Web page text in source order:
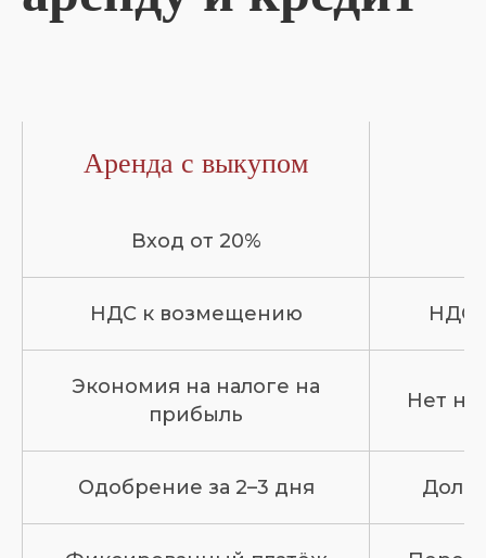
Аренда с выкупом
Вход от 20%
НДС к возмещению НДС
Экономия на налоге на
прибыль
Нет
Одобрение за 2–3 дня